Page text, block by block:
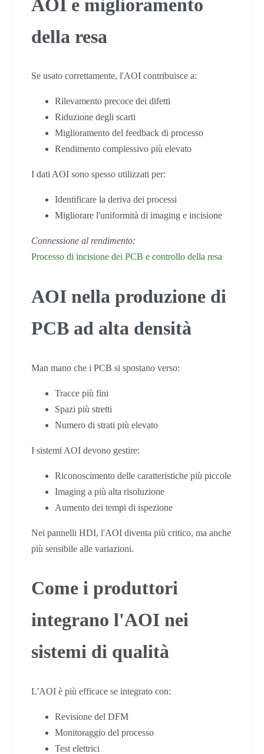
AOI e miglioramento
della resa
Se usato correttamente, l'AOI contribuisce a:
Rilevamento precoce dei difetti
Riduzione degli scarti
Miglioramento del feedback di processo
Rendimento complessivo più elevato
I dati AOI sono spesso utilizzati per:
Identificare la deriva dei processi
Migliorare l'uniformità di imaging e incisione
Connessione al rendimento:
Processo di incisione dei PCB e controllo della resa
AOI nella produzione di
PCB ad alta densità
Man mano che i PCB si spostano verso:
Tracce più fini
Spazi più stretti
Numero di strati più elevato
I sistemi AOI devono gestire:
Riconoscimento delle caratteristiche più piccole
Imaging a più alta risoluzione
Aumento dei tempi di ispezione
Nei pannelli HDI, l'AOI diventa più critico, ma anche
più sensibile alle variazioni.
Come i produttori
integrano l'AOI nei
sistemi di qualità
L'AOI è più efficace se integrato con:
Revisione del DFM
Monitoraggio del processo
Test elettrici